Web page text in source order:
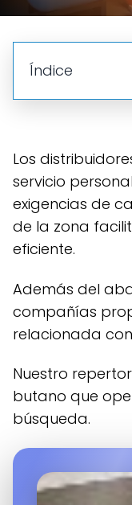
Índice
Los
servicio
exigencias de
de la zona
eficiente.
Además del abastecimiento, muchas
compañías
relacionada
Nuestro repertorio reune a las empresas de
butano que
búsqueda.